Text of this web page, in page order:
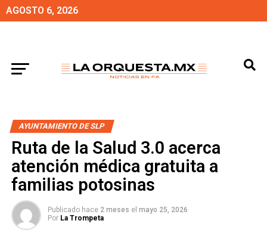
AGOSTO 6, 2026
AYUNTAMIENTO DE SLP
Ruta de la Salud 3.0 acerca
atención médica gratuita a
familias potosinas
Publicado hace 2 meses el mayo 25, 2026
Por La Trompeta